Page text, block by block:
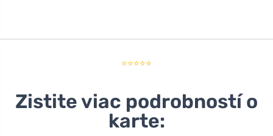
⭐⭐⭐⭐⭐
Zistite viac podrobností o
karte: